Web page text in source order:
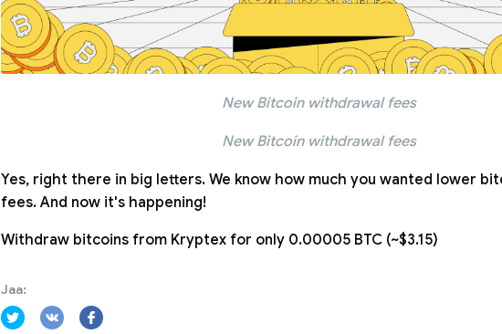
New Bitcoin withdrawal fees
New Bitcoin withdrawal fees
Yes, right there in big letters. We know how much you wanted lower
fees. And now it's happening!
Withdraw bitcoins from Kryptex for only 0.00005 BTC (~$3.15)
Jaa: